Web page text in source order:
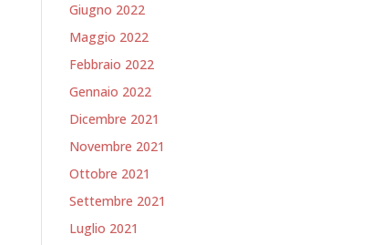
Giugno 2022
Maggio 2022
Febbraio 2022
Gennaio 2022
Dicembre 2021
Novembre 2021
Ottobre 2021
Settembre 2021
Luglio 2021